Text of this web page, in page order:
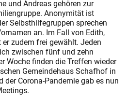
und Andreas gehören zur
Anonymität ist
Selbsthilfegruppen sprechen
an. Im Fall von Edith,
zudem frei gewählt. Jeden
zwischen fünf und zehn
Woche finden die Treffen wieder
Gemeindehaus Schafhof in
Corona-Pandemie gab es nun